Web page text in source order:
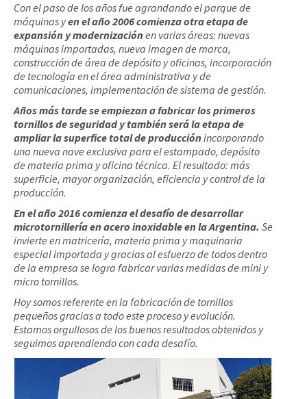
Con el paso de los años fue agrandando el parque de
máquinas yen el año 2006 comienza otra etapa de
expansión y modernización en varias áreas: nuevas
máquinas importadas, nueva imagen de marca,
construcción de área de depósito y oficinas, incorporación
de tecnología en el área administrativa y de
comunicaciones, implementación de sistema de gestión.
Años más tarde se empiezan a fabricar los primeros
tornillos de seguridad y también será la etapa de
ampliar la superfice total de producción incorporando
una nueva nave exclusiva para el estampado, depósito
de materia prima y oficina técnica. El resultado: más
superficie, mayor organización, eficiencia y control de la
producción.
En el año 2016 comienza el desafío de desarrollar
microtornillería en acero inoxidable en la Argentina. Se
invierte en matricería, materia prima y maquinaria
especial importada y gracias al esfuerzo de todos dentro
de la empresa se logra fabricar varias medidas de mini y
micro tornillos.
Hoy somos referente en la fabricación de tornillos
pequeños gracias a todo este proceso y evolución.
Estamos orgullosos de los buenos resultados obtenidos y
seguimos aprendiendo con cada desafío.